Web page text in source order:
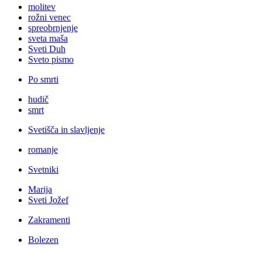
molitev
rožni venec
spreobrnjenje
sveta maša
Sveti Duh
Sveto pismo
Po smrti
hudič
smrt
Svetišča in slavljenje
romanje
Svetniki
Marija
Sveti Jožef
Zakramenti
Bolezen